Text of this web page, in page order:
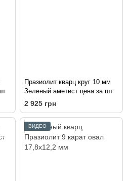
Празиолит кварц круг 10 мм
Зеленый аметист цена за шт
2 925 грн
ВИДЕО